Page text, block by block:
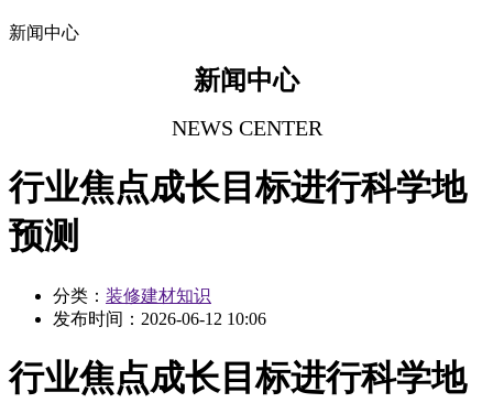
新闻中心
新闻中心
NEWS CENTER
行业焦点成长目标进行科学地
预测
分类： 装修建材知识
发布时间： 2026-06-12 10:06
行业焦点成长目标进行科学地